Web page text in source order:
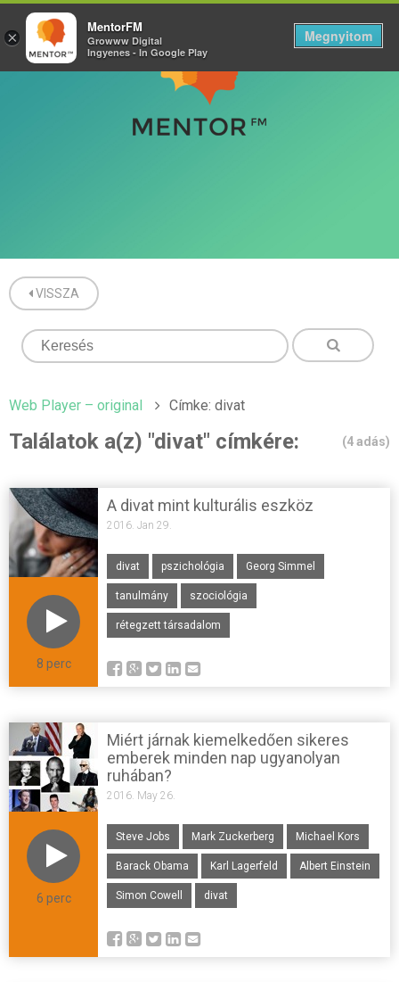
VISSZA
Web Player – original Címke: divat
Találatok a(z) "divat" címkére: (4 adás)
8 perc
A divat mint kulturális eszköz
2016. Jan 29.
divat pszichológia Georg Simmel
tanulmány szociológia
rétegzett társadalom
6 perc
Miért járnak kiemelkedően sikeres
emberek minden nap ugyanolyan
ruhában?
2016. May 26.
Steve Jobs Mark Zuckerberg Michael Kors
Barack Obama Karl Lagerfeld Albert Einstein
Simon Cowell divat
×
MentorFM
Growww Digital
Ingyenes - In Google Play
Megnyitom